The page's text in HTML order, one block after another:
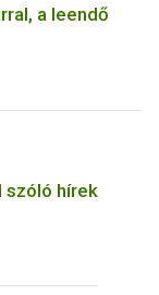
a leendő
szóló hírek